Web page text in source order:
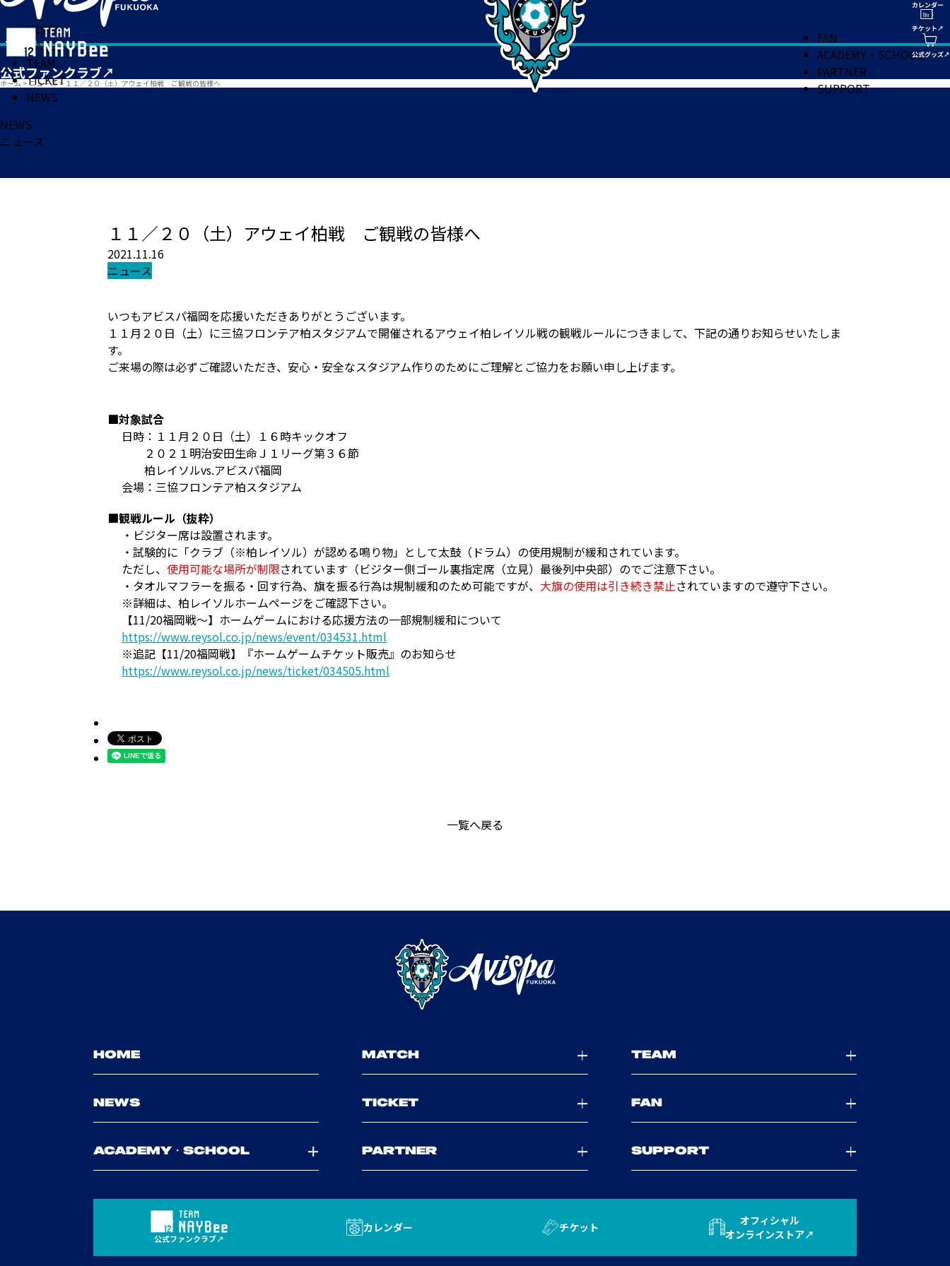
HOME
MATCH
TEAM
TICKET
NEWS
FAN
ACADEMY・SCHOOL
PARTNER
SUPPORT
ホーム > ニュース> １１／２０（土）アウェイ柏戦 ご観戦の皆様へ
NEWS
ニュース
１１／２０（土）アウェイ柏戦 ご観戦の皆様へ
2021.11.16
ニュース
いつもアビスパ福岡を応援いただきありがとうございます。
１１月２０日（土）に三協フロンテア柏スタジアムで開催されるアウェイ柏レイソル戦の観戦ルールにつきまして、下記の通りお知らせいたしま
す。
ご来場の際は必ずご確認いただき、安心・安全なスタジアム作りのためにご理解とご協力をお願い申し上げます。
■対象試合
日時：１１月２０日（土）１６時キックオフ
２０２１明治安田生命Ｊ１リーグ第３６節
柏レイソルvs.アビスパ福岡
会場：三協フロンテア柏スタジアム
■観戦ルール（抜粋）
・ビジター席は設置されます。
・試験的に「クラブ（※柏レイソル）が認める鳴り物」として太鼓（ドラム）の使用規制が緩和されています。
ただし、 使用可能な場所が制限されています（ビジター側ゴール裏指定席（立見）最後列中央部）のでご注意下さい。
・タオルマフラーを振る・回す行為、旗を振る行為は規制緩和のため可能ですが、 大旗の使用は引き続き禁止されていますので遵守下さい。
※詳細は、柏レイソルホームページをご確認下さい。
【11/20福岡戦～】ホームゲームにおける応援方法の一部規制緩和について
https://www.reysol.co.jp/news/event/034531.html
※追記【11/20福岡戦】『ホームゲームチケット販売』のお知らせ
https://www.reysol.co.jp/news/ticket/034505.html
一覧へ戻る
HOME MATCH TEAM
NEWS TICKET FAN
ACADEMY・SCHOOL PARTNER SUPPORT
公式ファンクラブ
カレンダー チケット
オフィシャル
オンラインストア